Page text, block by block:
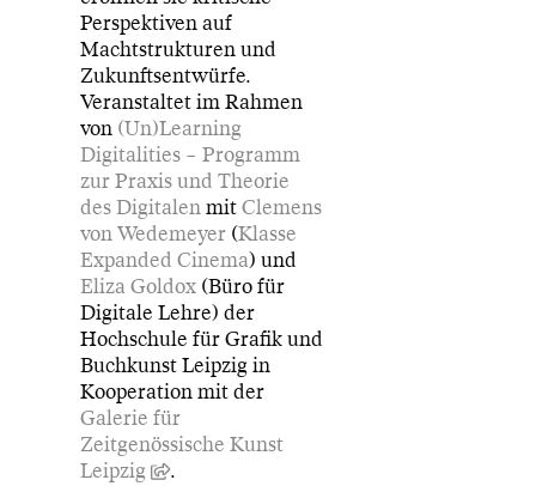
Perspektiven auf
Machtstrukturen und
Zukunftsentwürfe.
Veranstaltet im Rahmen
von (Un)Learning
Digitalities – Programm
zur Praxis und Theorie
des DigitalenmitClemens
von Wedemeyer (Klasse
Expanded Cinema) und
Eliza Goldox (Büro für
Digitale Lehre) der
Hochschule für Grafik und
Buchkunst Leipzig in
Kooperation mit der
Galerie für
Zeitgenössische Kunst
Leipzig
.